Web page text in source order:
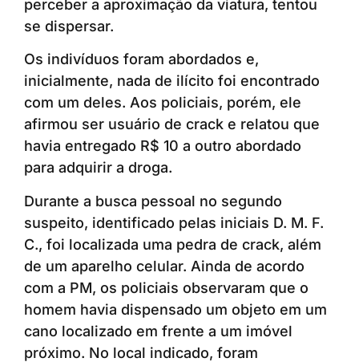
perceber a aproximação da viatura, tentou
se dispersar.
Os indivíduos foram abordados e,
inicialmente, nada de ilícito foi encontrado
com um deles. Aos policiais, porém, ele
afirmou ser usuário de crack e relatou que
havia entregado R$ 10 a outro abordado
para adquirir a droga.
Durante a busca pessoal no segundo
suspeito, identificado pelas iniciais D. M. F.
C., foi localizada uma pedra de crack, além
de um aparelho celular. Ainda de acordo
com a PM, os policiais observaram que o
homem havia dispensado um objeto em um
cano localizado em frente a um imóvel
próximo. No local indicado, foram